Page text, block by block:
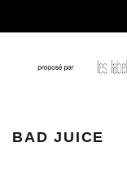
BAD JUICE